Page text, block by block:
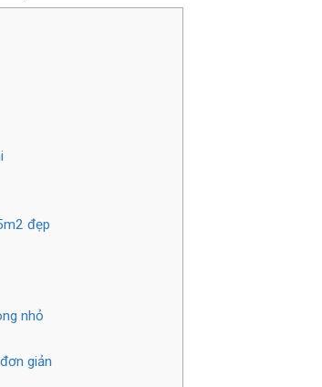
đẹp
nhỏ
giản